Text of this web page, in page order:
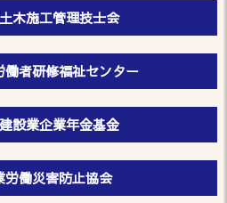
木施工管理技士会
働者研修福祉センター
設業企業年金基金
労働災害防止協会